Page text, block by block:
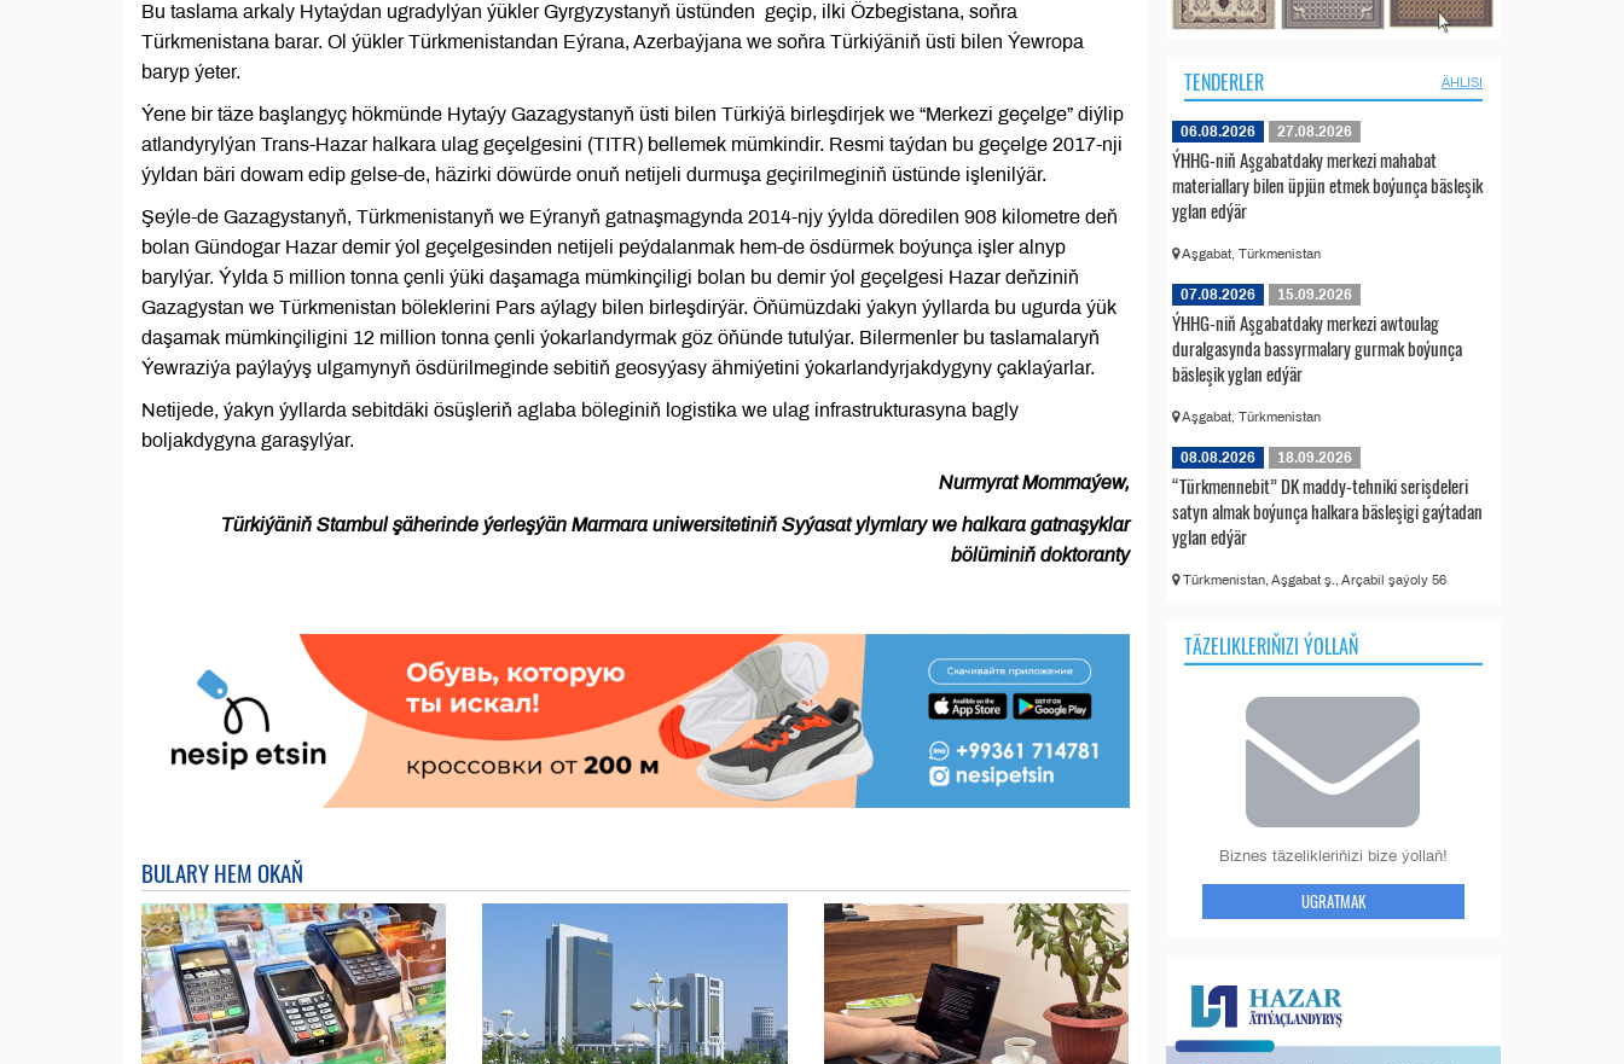
Bu taslama arkaly Hytaýdan ugradylýan ýükler Gyrgyzystanyň üstünden geçip, ilki Özbegistana, soňra
Türkmenistana barar. Ol ýükler Türkmenistandan Eýrana, Azerbaýjana we soňra Türkiýäniň üsti bilen Ýewropa
baryp ýeter.
Ýene bir täze başlangyç hökmünde Hytaýy Gazagystanyň üsti bilen Türkiýä birleşdirjek we “Merkezi geçelge” diýlip
atlandyrylýan Trans-Hazar halkara ulag geçelgesini (TITR) bellemek mümkindir. Resmi taýdan bu geçelge 2017-nji
ýyldan bäri dowam edip gelse-de, häzirki döwürde onuň netijeli durmuşa geçirilmeginiň üstünde işlenilýär.
Şeýle-de Gazagystanyň, Türkmenistanyň we Eýranyň gatnaşmagynda 2014-njy ýylda döredilen 908 kilometre deň
bolan Gündogar Hazar demir ýol geçelgesinden netijeli peýdalanmak hem-de ösdürmek boýunça işler alnyp
barylýar. Ýylda 5 million tonna çenli ýüki daşamaga mümkinçiligi bolan bu demir ýol geçelgesi Hazar deňziniň
Gazagystan we Türkmenistan böleklerini Pars aýlagy bilen birleşdirýär. Öňümüzdaki ýakyn ýyllarda bu ugurda ýük
daşamak mümkinçiligini 12 million tonna çenli ýokarlandyrmak göz öňünde tutulýar. Bilermenler bu taslamalaryň
Ýewraziýa paýlaýyş ulgamynyň ösdürilmeginde sebitiň geosyýasy ähmiýetini ýokarlandyrjakdygyny çaklaýarlar.
Netijede, ýakyn ýyllarda sebitdäki ösüşleriň aglaba böleginiň logistika we ulag infrastrukturasyna bagly
boljakdygyna garaşylýar.
Nurmyrat Mommaýew,
Türkiýäniň Stambul şäherinde ýerleşýän Marmara uniwersitetiniň Syýasat ylymlary we halkara gatnaşyklar
bölüminiň doktoranty
BULARY HEM OKAŇ
TENDERLER ÄHLISI
06.08.2026 27.08.2026
ÝHHG-niň Aşgabatdaky merkezi mahabat
materiallary bilen üpjün etmek boýunça bäsleşik
yglan edýär
Aşgabat, Türkmenistan
07.08.2026 15.09.2026
ÝHHG-niň Aşgabatdaky merkezi awtoulag
duralgasynda bassyrmalary gurmak boýunça
bäsleşik yglan edýär
Aşgabat, Türkmenistan
08.08.2026 18.09.2026
“Türkmennebit” DK maddy-tehniki serişdeleri
satyn almak boýunça halkara bäsleşigi gaýtadan
yglan edýär
Türkmenistan, Aşgabat ş., Arçabil şaýoly 56
TÄZELIKLERIŇIZI ÝOLLAŇ
Biznes täzelikleriňizi bize ýollaň!
UGRATMAK